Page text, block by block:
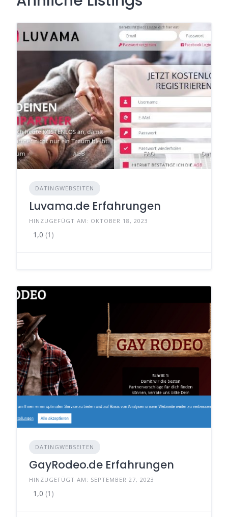
DATINGWEBSEITEN
Luvama.de Erfahrungen
HINZUGEFÜGT AM: OKTOBER 18, 2023
1,0 (1)
DATINGWEBSEITEN
GayRodeo.de Erfahrungen
HINZUGEFÜGT AM: SEPTEMBER 27, 2023
1,0 (1)